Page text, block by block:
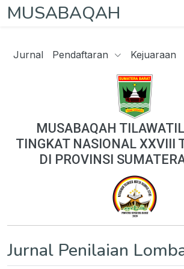
MUSABAQAH
Jurnal Pendaftaran Kejuaraan
MUSABAQAH
TINGKAT NASIONAL XXVIII
DI PROVINSI
Jurnal Penilaian